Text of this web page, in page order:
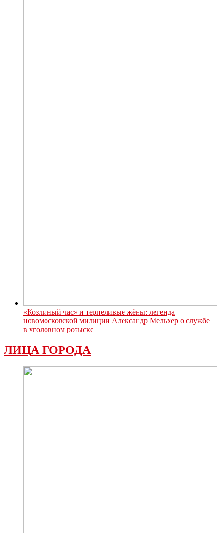
«Козлиный час» и терпеливые жёны: легенда
новомосковской милиции Александр Мельхер о службе
в уголовном розыске
ЛИЦА ГОРОДА